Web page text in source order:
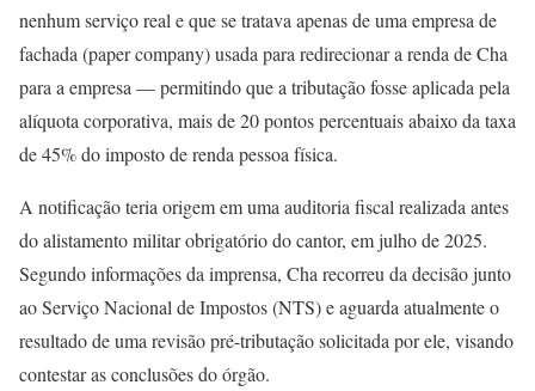
nenhum serviço real e que se tratava apenas de uma empresa de
fachada (paper company) usada para redirecionar a renda de Cha
para a empresa — permitindo que a tributação fosse aplicada pela
alíquota corporativa, mais de 20 pontos percentuais abaixo da taxa
de 45% do imposto de renda pessoa física.
A notificação teria origem em uma auditoria fiscal realizada antes
do alistamento militar obrigatório do cantor, em julho de 2025.
Segundo informações da imprensa, Cha recorreu da decisão junto
ao Serviço Nacional de Impostos (NTS) e aguarda atualmente o
resultado de uma revisão pré-tributação solicitada por ele, visando
contestar as conclusões do órgão.